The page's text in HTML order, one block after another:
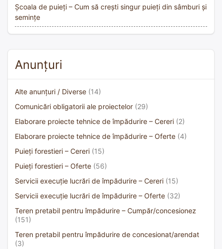
Școala de puieți – Cum să crești singur puieți din sâmburi și
semințe
Anunțuri
Alte anunțuri / Diverse (14)
Comunicări obligatorii ale proiectelor (29)
Elaborare proiecte tehnice de împădurire – Cereri (2)
Elaborare proiecte tehnice de împădurire – Oferte (4)
Puieți forestieri – Cereri (15)
Puieți forestieri – Oferte (56)
Servicii execuție lucrări de împădurire – Cereri (15)
Servicii execuție lucrări de împădurire – Oferte (32)
Teren pretabil pentru împădurire – Cumpăr/concesionez
(151)
Teren pretabil pentru împădurire de concesionat/arendat
(3)